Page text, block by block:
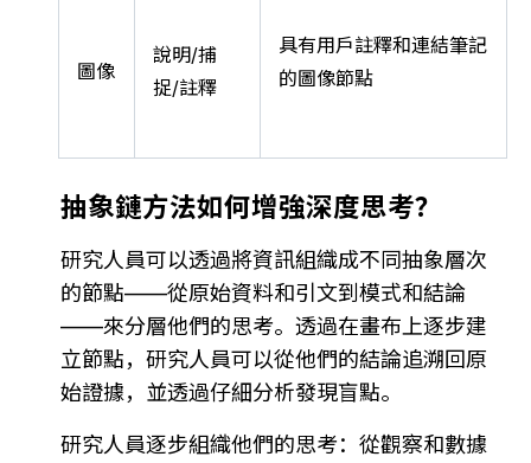
圖像
說明/捕
捉/註釋
具有用戶註釋和連結筆記
的圖像節點
抽象鏈方法如何增強深度思考？
研究人員可以透過將資訊組織成不同抽象層次
的節點——從原始資料和引文到模式和結論
——來分層他們的思考。透過在畫布上逐步建
立節點，研究人員可以從他們的結論追溯回原
始證據，並透過仔細分析發現盲點。
研究人員逐步組織他們的思考：從觀察和數據